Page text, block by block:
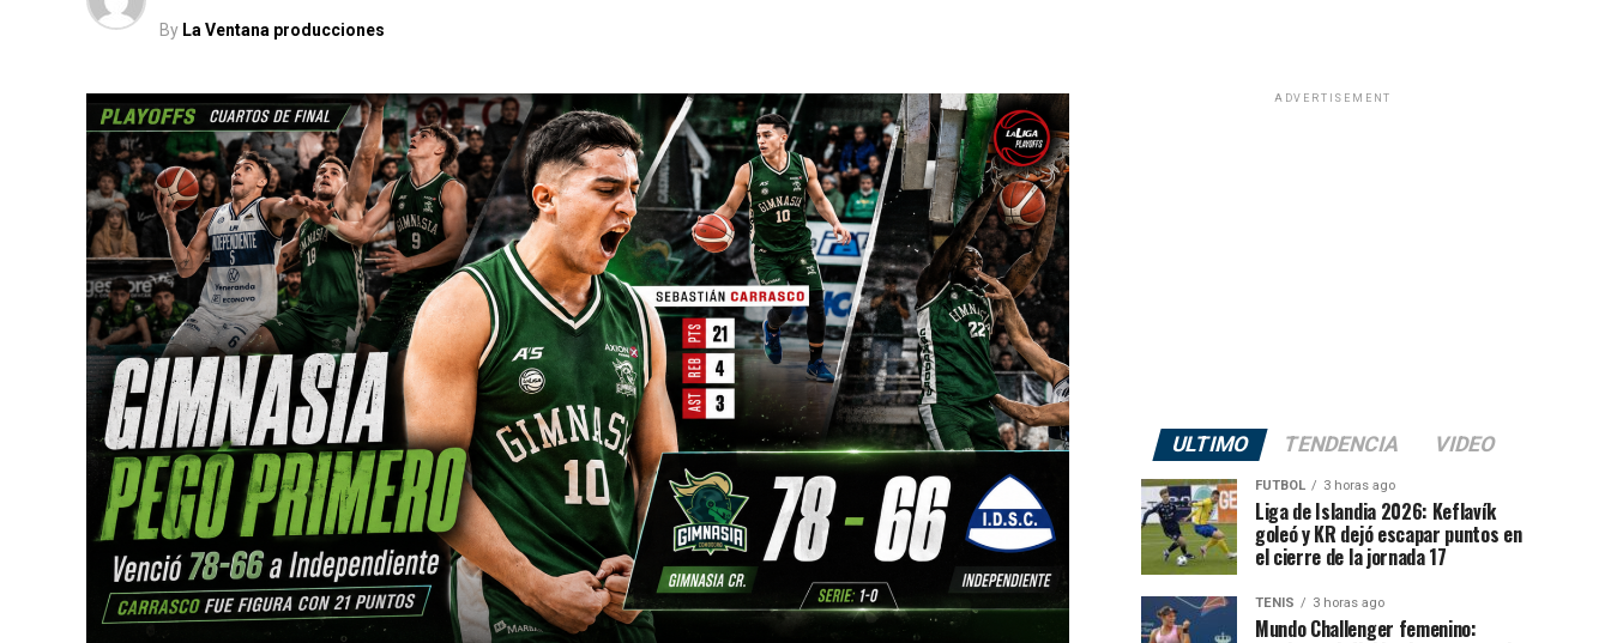
By La Ventana producciones
ADVERTISEMENT
ULTIMO TENDENCIA VIDEO
FUTBOL 3 horas ago
Liga de Islandia 2026: Keflavík
goleó y KR dejó escapar puntos en
el cierre de la jornada 17
TENIS 3 horas ago
Mundo Challenger femenino: